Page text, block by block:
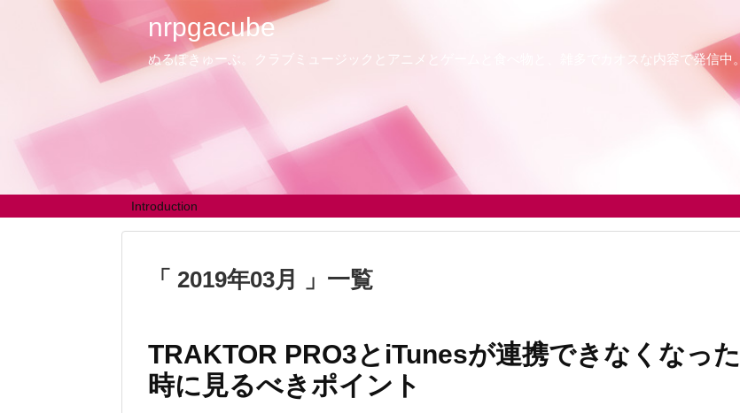
nrpgacube
ぬるぽきゅーぶ。クラブミュージックとアニメとゲームと食べ物と、雑多でカオスな内容で発信中。
Introduction
2019年03月 一覧
TRAKTOR PRO3とiTunesが連携できなくなった
時に見るべきポイント